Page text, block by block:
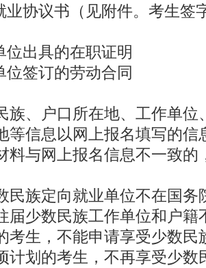
业协议书（见附件。考生签
位出具的在职证明
位签订的劳动合同
族、户口所在地、工作单
等信息以网上报名填写的信
料与网上报名信息不一致的
民族定向就业单位不在国
届少数民族工作单位和户籍
考生，不能申请享受少数民
计划的考生，不再享受少